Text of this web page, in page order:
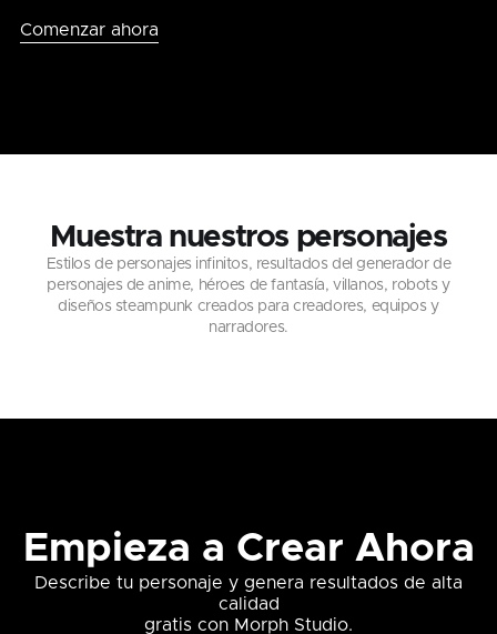
Comenzar ahora
Muestra nuestros personajes
Estilos de personajes infinitos, resultados del generador de
personajes de anime, héroes de fantasía, villanos, robots y
diseños steampunk creados para creadores, equipos y
narradores.
Empieza a Crear Ahora
Describe tu personaje y genera resultados de alta
calidad
gratis con Morph Studio.